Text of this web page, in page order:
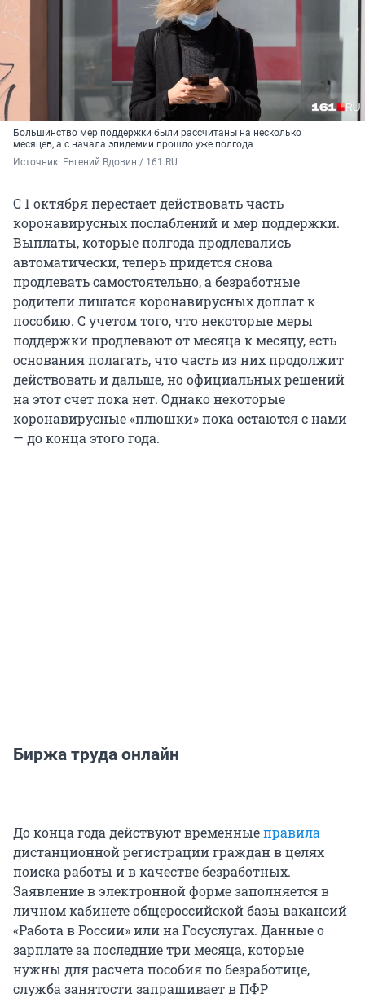
Большинство мер поддержки были рассчитаны на несколько
месяцев, а с начала эпидемии прошло уже полгода
Источник: Евгений Вдовин / 161.RU
С 1 октября перестает действовать часть
коронавирусных послаблений и мер поддержки.
Выплаты, которые полгода продлевались
автоматически, теперь придется снова
продлевать самостоятельно, а безработные
родители лишатся коронавирусных доплат к
пособию. С учетом того, что некоторые меры
поддержки продлевают от месяца к месяцу, есть
основания полагать, что часть из них продолжит
действовать и дальше, но официальных решений
на этот счет пока нет. Однако некоторые
коронавирусные «плюшки» пока остаются с нами
— до конца этого года.
Биржа труда онлайн
До конца года действуют временныеправила
дистанционной регистрации граждан в целях
поиска работы и в качестве безработных.
Заявление в электронной форме заполняется в
личном кабинете общероссийской базы вакансий
«Работа в России» или на Госуслугах. Данные о
зарплате за последние три месяца, которые
нужны для расчета пособия по безработице,
служба занятости запрашивает в ПФР